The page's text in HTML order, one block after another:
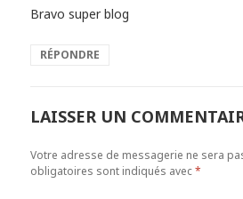
Bravo super blog
RÉPONDRE
LAISSER UN
Votre adresse de messagerie ne sera
obligatoires sont indiqués avec*